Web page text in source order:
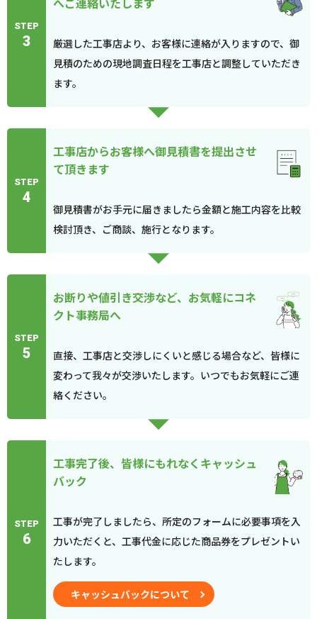
STEP
3
厳選した工事店より、お客様に連絡が入りますので、御
見積のための現地調査日程を工事店と調整していただき
ます。
STEP
4
工事店からお客様へ御見積書を提出させ
て頂きます
御見積書がお手元に届きましたら金額と施工内容を比較
検討頂き、ご商談、施行となります。
STEP
5
お断りや値引き交渉など、お気軽にコネ
クト事務局へ
直接、工事店と交渉しにくいと感じる場合など、皆様に
変わって我々が交渉いたします。いつでもお気軽にご連
絡ください。
STEP
6
工事完了後、皆様にもれなくキャッシュ
バック
工事が完了しましたら、所定のフォームに必要事項を入
力いただくと、工事代金に応じた商品券をプレゼントい
たします。
キャッシュバックについて